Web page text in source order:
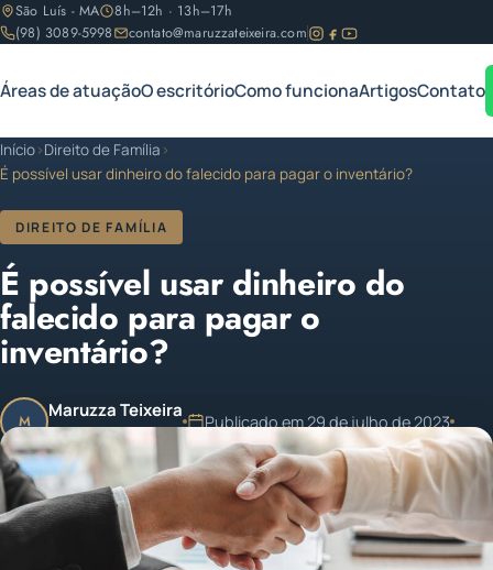
São Luís - MA
8h–12h · 13h–17h
(98) 3089-5998
contato@maruzzateixeira.com
Áreas de atuaçãoO escritórioComo funcionaArtigosContato
Início›Direito de Família ›
É possível usar dinheiro do falecido para pagar o inventário?
DIREITO DE FAMÍLIA
É possível usar dinheiro do
falecido para pagar o
inventário?
M Maruzza Teixeira
OAB/MA 11.810
Publicado em 29 de julho de 2023
1 min de leitura